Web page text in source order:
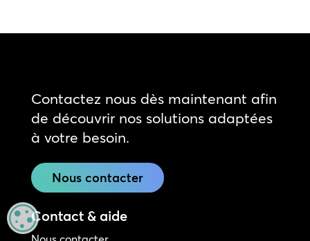
Contactez nous dès maintenant afin
de découvrir nos solutions adaptées
à votre besoin.
Nous contacter
Contact & aide
MANAGE PRIVACY